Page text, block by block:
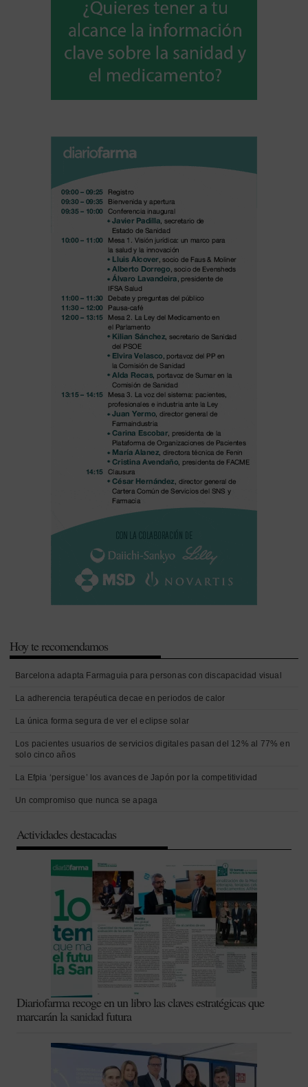
Hoy te recomendamos
Barcelona adapta Farmaguia para personas con discapacidad visual
La adherencia terapéutica decae en periodos de calor
La única forma segura de ver el eclipse solar
Los pacientes usuarios de servicios digitales pasan del 12% al 77% en
solo cinco años
La Efpia ‘persigue’ los avances de Japón por la competitividad
Un compromiso que nunca se apaga
Actividades destacadas
Diariofarma recoge en un libro las claves estratégicas que
marcarán la sanidad futura